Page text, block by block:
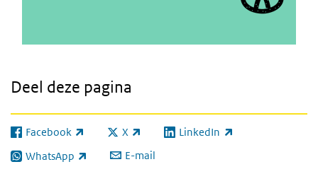
Deel deze pagina
Facebook
(externe link) X
(externe link) LinkedIn
(externe link)
WhatsApp
(externe link) E-mail